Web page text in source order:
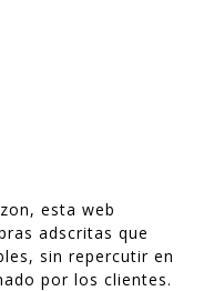
esta web
adscritas que
sin repercutir en
por los clientes.